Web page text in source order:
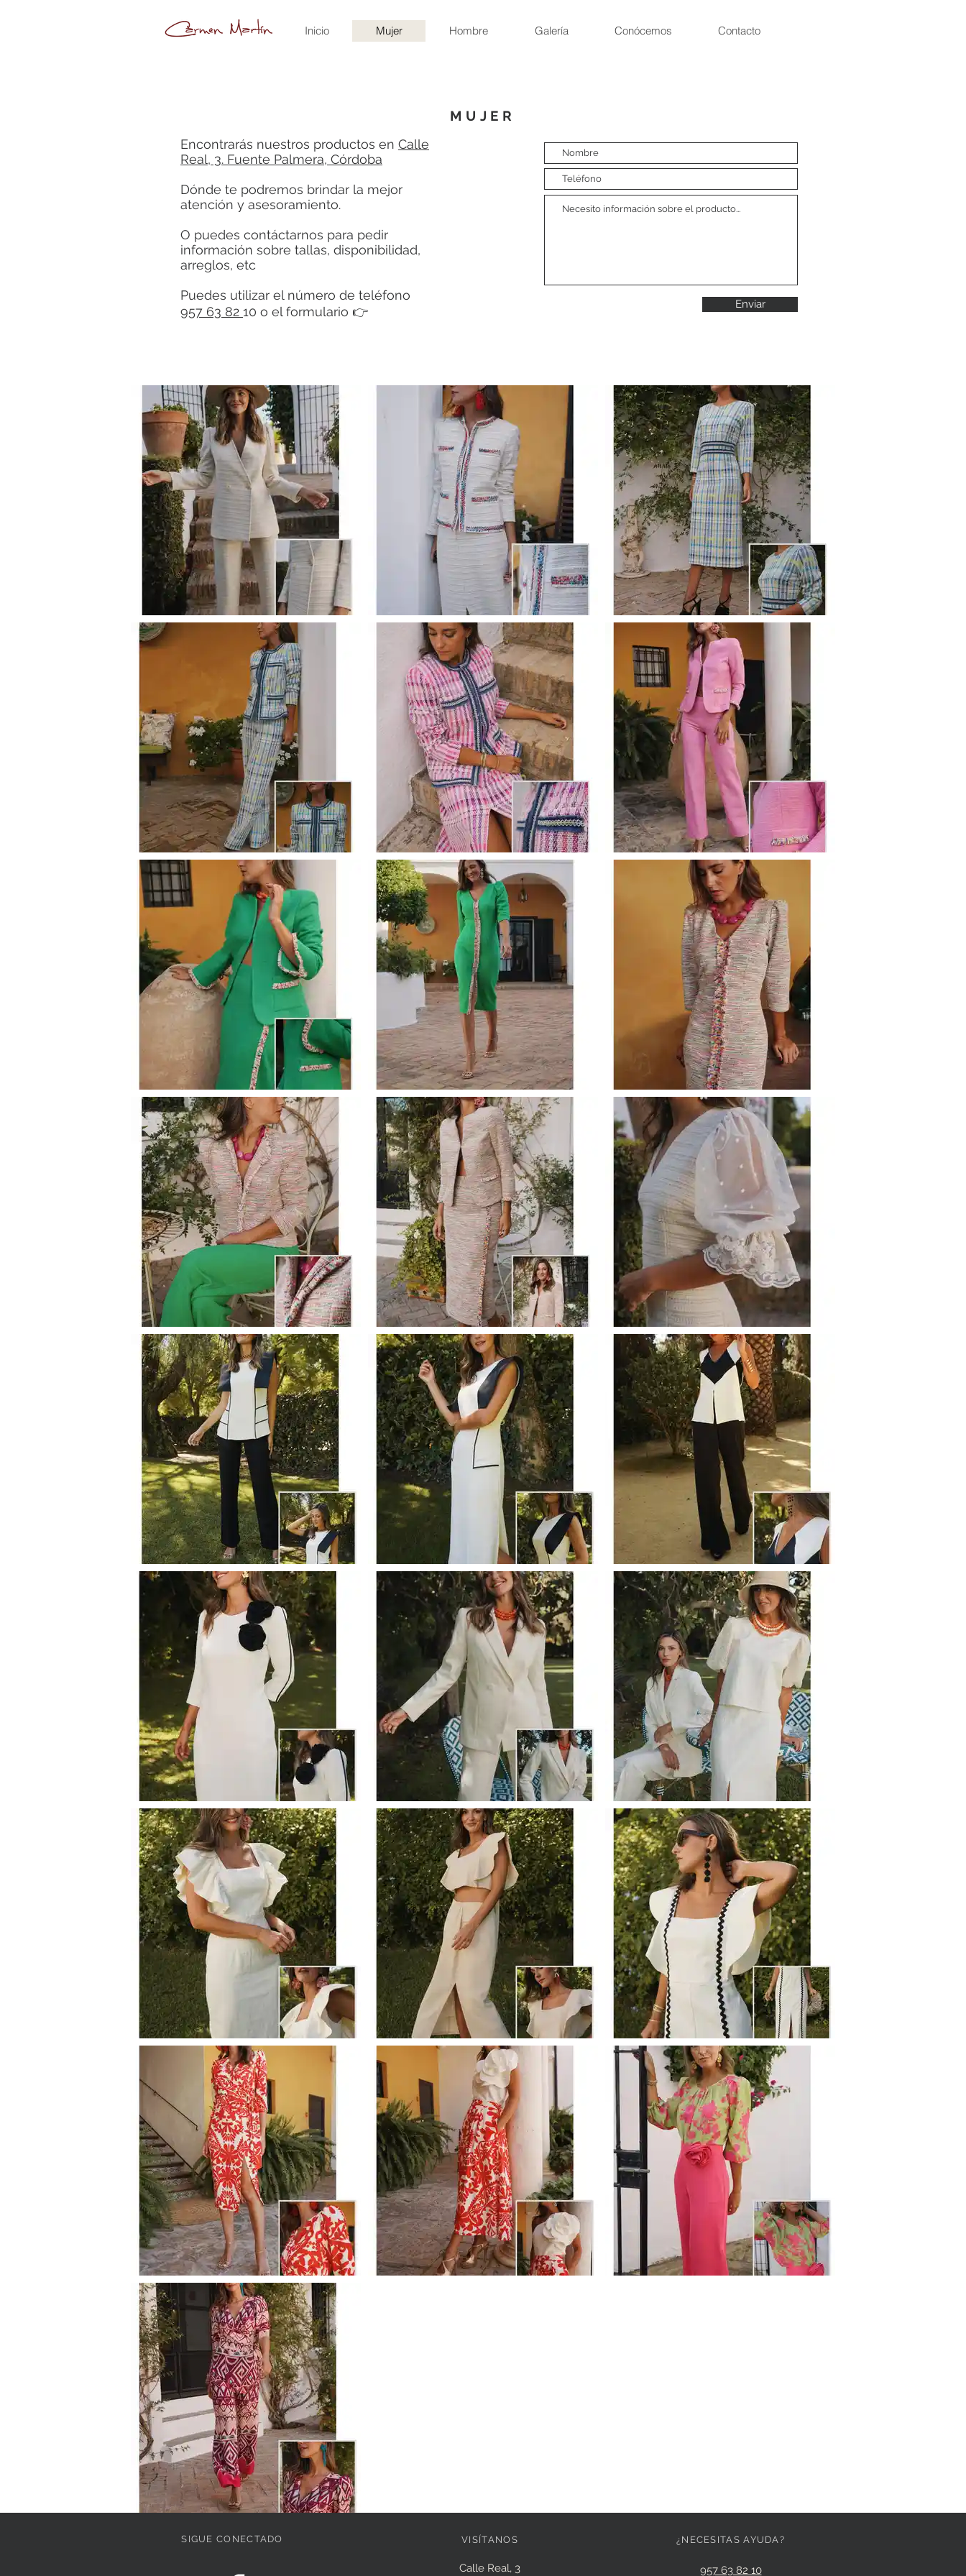
Inicio Mujer Hombre Galería Conócemos Contacto
MUJER
Encontrarás nuestros productos en Calle
Real, 3. Fuente Palmera, Córdoba
Dónde te podremos brindar la mejor
atención y asesoramiento.
O puedes contáctarnos para pedir
información sobre tallas, disponibilidad,
arreglos, etc
Puedes utilizar el número de teléfono
957 63 82 10 o el formulario 👉 Enviar
SIGUE CONECTADO VISÍTANOS
Calle Real, 3
¿NECESITAS AYUDA?
957 63 82 10